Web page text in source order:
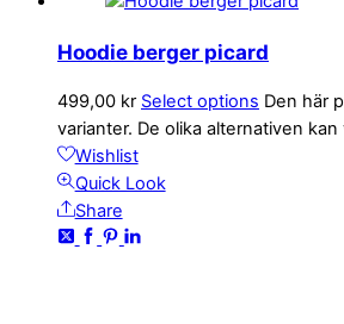
Hoodie berger picard
499,00 kr Select options Den här
varianter. De olika alternativen
Wishlist
Quick Look
Share